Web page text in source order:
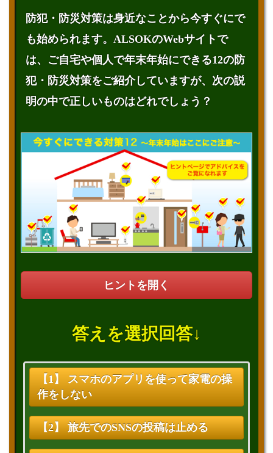
防犯・防災対策は身近なことから今すぐにで
も始められます。ALSOKのWebサイトで
は、ご自宅や個人で年末年始にできる12の防
犯・防災対策をご紹介していますが、次の説
明の中で正しいものはどれでしょう？
ヒントを開く
答えを選択回答↓
【1】 スマホのアプリを使って家電の操
作をしない
【2】 旅先でのSNSの投稿は止める